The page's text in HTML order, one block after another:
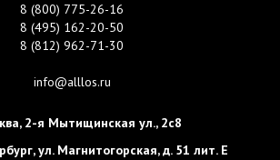
8 (800) 775-26-16
8 (495) 162-20-50
8 (812) 962-71-30
info@alllos.ru
, 2-я Мытищинская ул., 2с8
,ул. Магнитогорская, д. 51 лит. Е